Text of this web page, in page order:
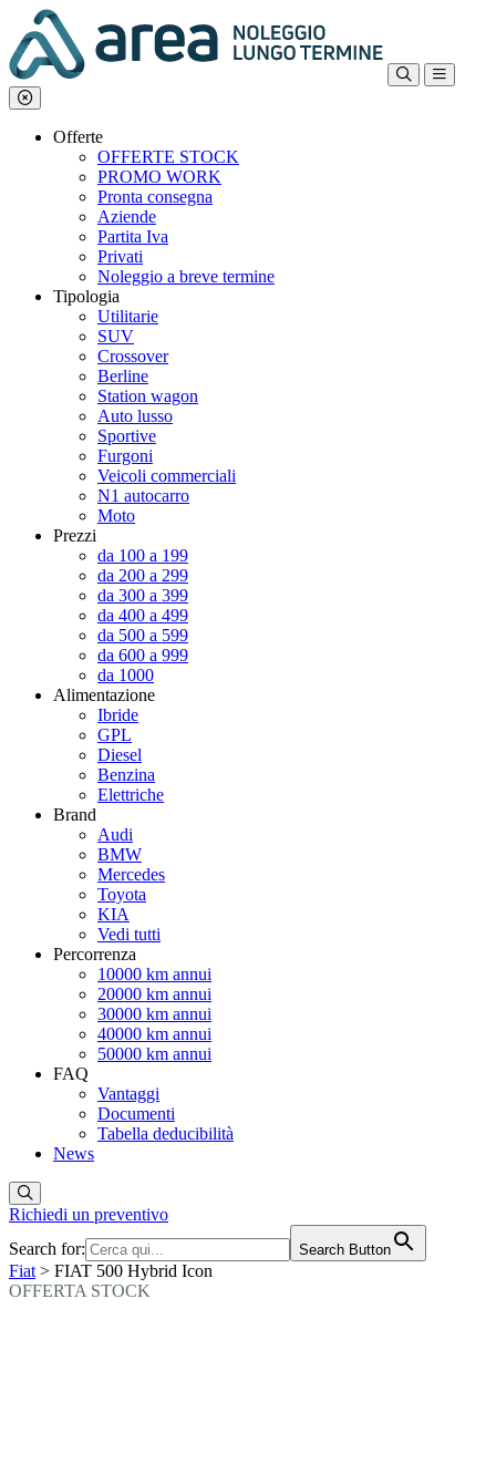
Offerte
OFFERTE STOCK
PROMO WORK
Pronta consegna
Aziende
Partita Iva
Privati
Noleggio a breve termine
Tipologia
Utilitarie
SUV
Crossover
Berline
Station wagon
Auto lusso
Sportive
Furgoni
Veicoli commerciali
N1 autocarro
Moto
Prezzi
da 100 a 199
da 200 a 299
da 300 a 399
da 400 a 499
da 500 a 599
da 600 a 999
da 1000
Alimentazione
Ibride
GPL
Diesel
Benzina
Elettriche
Brand
Audi
BMW
Mercedes
Toyota
KIA
Vedi tutti
Percorrenza
10000 km annui
20000 km annui
30000 km annui
40000 km annui
50000 km annui
FAQ
Vantaggi
Documenti
Tabella deducibilità
News
Richiedi un preventivo
Search for:
Search Button
Fiat > FIAT 500 Hybrid Icon
OFFERTA STOCK